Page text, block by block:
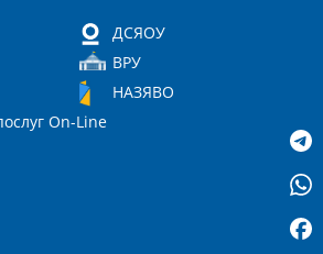
ДСЯОУ
ВРУ
НАЗЯВО
On-Line